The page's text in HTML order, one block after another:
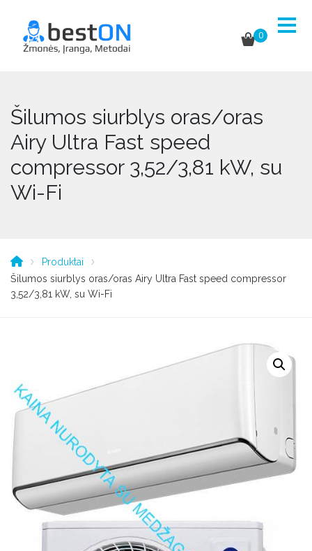
0
Šilumos siurblys oras/oras
Airy Ultra Fast speed
compressor 3,52/3,81 kW, su
Wi-Fi
Produktai
Šilumos siurblys oras/oras Airy Ultra Fast speed compressor
3,52/3,81 kW, su Wi-Fi